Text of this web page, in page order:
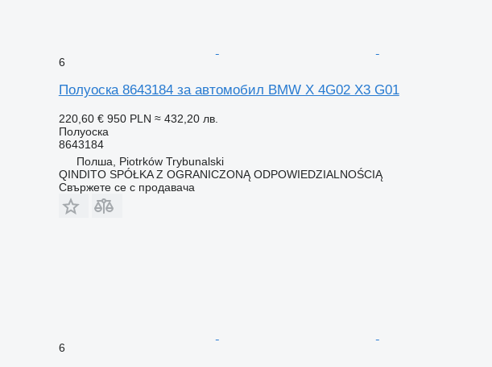
6
Полуоска 8643184 за автомобил BMW X 4G02 X3 G01
220,60 € 950 PLN ≈ 432,20 лв.
Полуоска
8643184
Полша, Piotrków Trybunalski
QINDITO SPÓŁKA Z OGRANICZONĄ ODPOWIEDZIALNOŚCIĄ
Свържете се с продавача
6